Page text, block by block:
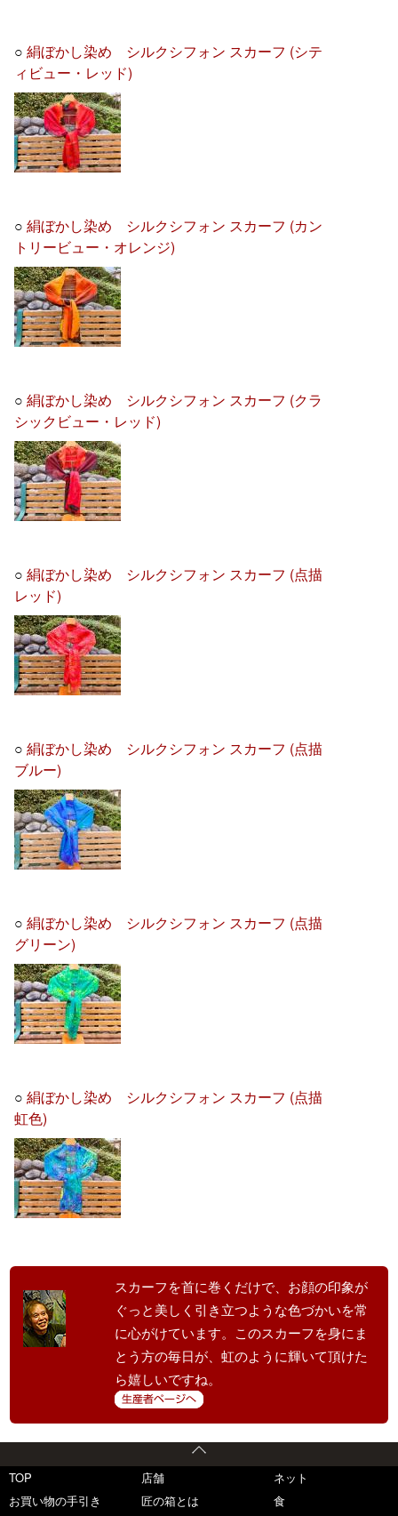
○絹ぼかし染め シルクシフォン スカーフ (シテ
ィビュー・レッド)
○絹ぼかし染め シルクシフォン スカーフ (カン
トリービュー・オレンジ)
○絹ぼかし染め シルクシフォン スカーフ (クラ
シックビュー・レッド)
○絹ぼかし染め シルクシフォン スカーフ (点描
レッド)
○絹ぼかし染め シルクシフォン スカーフ (点描
ブルー)
○絹ぼかし染め シルクシフォン スカーフ (点描
グリーン)
○絹ぼかし染め シルクシフォン スカーフ (点描
虹色)
スカーフを首に巻くだけで、お顔の印象が
ぐっと美しく引き立つような色づかいを常
に心がけています。このスカーフを身にま
とう方の毎日が、虹のように輝いて頂けた
ら嬉しいですね。
TOP
お買い物の手引き
店舗
匠の箱とは
ネット
食